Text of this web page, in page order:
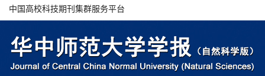
中国高校科技期刊集群服务平台